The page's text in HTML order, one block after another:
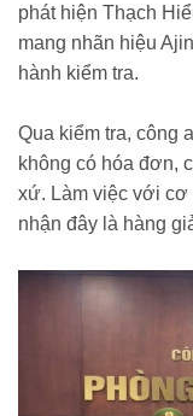
phát hiện Thạch
mang nhãn hiệu
hành kiểm tra.
Qua kiểm tra, công
không có hóa đơn,
xứ. Làm việc với cơ
nhận đây là hàng